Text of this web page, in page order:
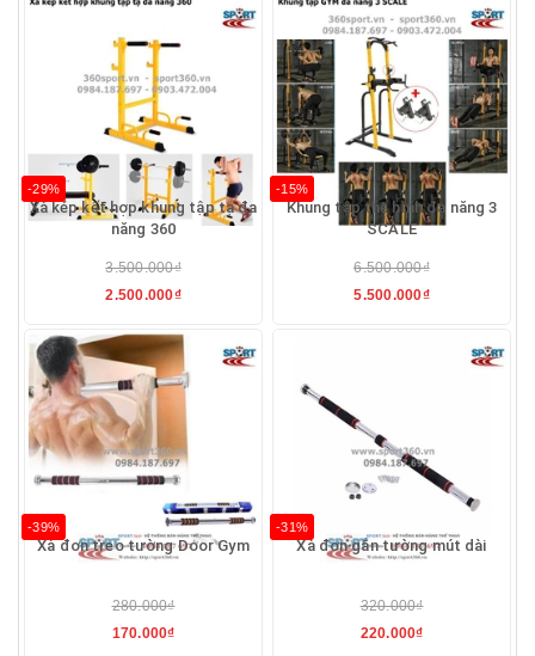
-29%
Xà kép kết hợp khung tập tạ đa
năng 360
3.500.000₫
2.500.000₫
-15%
Khung tập thể hình đa năng 3
SCALE
6.500.000₫
5.500.000₫
-39%
Xà đơn treo tường Door Gym
280.000₫
170.000₫
-31%
Xà đơn gắn tường mút dài
320.000₫
220.000₫